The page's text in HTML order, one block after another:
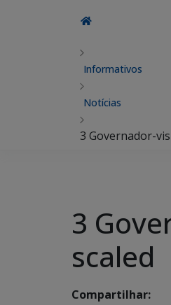
Informativos
Notícias
3 Governador-
3
scaled
Compartilhar: